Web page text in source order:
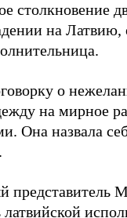
столкновение
на Латвию,
о
на мирное
Она назвала
представитель